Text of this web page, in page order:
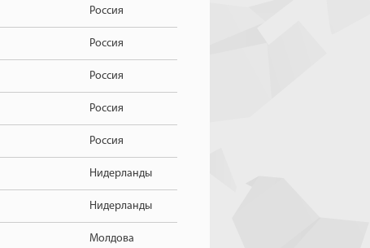
Россия
Россия
Россия
Россия
Россия
Нидерланды
Нидерланды
Молдова